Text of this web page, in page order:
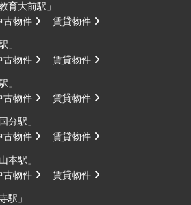
育大前駅」
古物件 賃貸物件
」
古物件 賃貸物件
」
古物件 賃貸物件
分駅」
古物件 賃貸物件
本駅」
古物件 賃貸物件
駅」